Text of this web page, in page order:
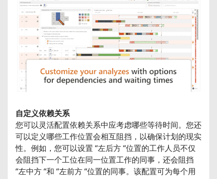
自定义依赖关系
您可以灵活配置依赖关系中应考虑哪些等待时间。您还
可以定义哪些工作位置会相互阻挡，以确保计划的现实
性。例如，您可以设置 “左后方 “位置的工作人员不仅
会阻挡下一个工位在同一位置工作的同事，还会阻挡
“左中方 “和 “左前方 “位置的同事。该配置可为每个用